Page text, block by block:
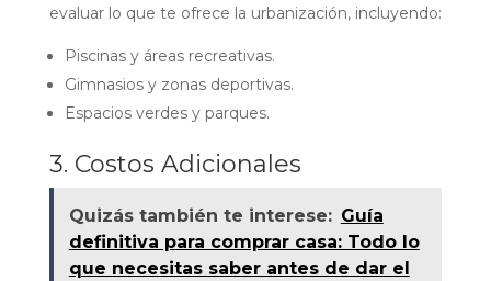
evaluar lo que te ofrece la urbanización, incluyendo:
Piscinas y áreas recreativas.
Gimnasios y zonas deportivas.
Espacios verdes y parques.
3. Costos Adicionales
Quizás también te interese: Guía
definitiva para comprar casa: Todo lo
que necesitas saber antes de dar el